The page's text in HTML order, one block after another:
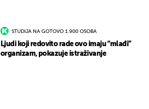
STUDIJA NA GOTOVO 1.900 OSOBA
Ljudi koji redovito rade ovo imaju “mlađi”
organizam, pokazuje istraživanje